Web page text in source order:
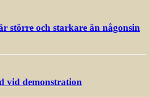
större och starkare än någonsin
vid demonstration